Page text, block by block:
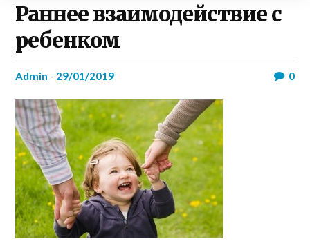
Раннее взаимодействие с
ребенком
admin - 29/01/2019 0